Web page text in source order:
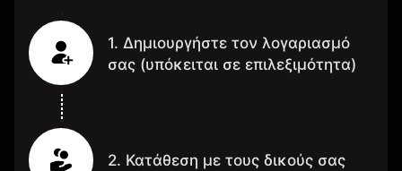
1. Δημιουργήστε τον λογαριασμό
σας (υπόκειται σε επιλεξιμότητα)
2. Κατάθεση με τους δικούς σας